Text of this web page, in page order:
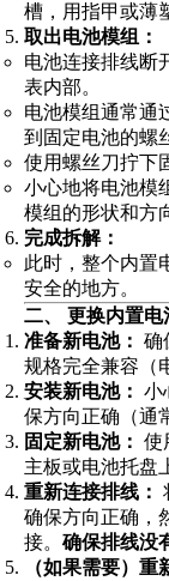
槽，用指甲或薄
取出电池模组：
电池连接排线断
表内部。
电池模组通常通
到固定电池的螺
使用螺丝刀拧下
小心地将电池模
模组的形状和方
完成拆解：
此时，整个内置
安全的地方。
二、 更换内置电
准备新电池： 确
规格完全兼容（
安装新电池： 小
保方向正确（通
固定新电池： 使
主板或电池托盘
重新连接排线：
确保方向正确，
接。 确保排线没
（如果需要）重